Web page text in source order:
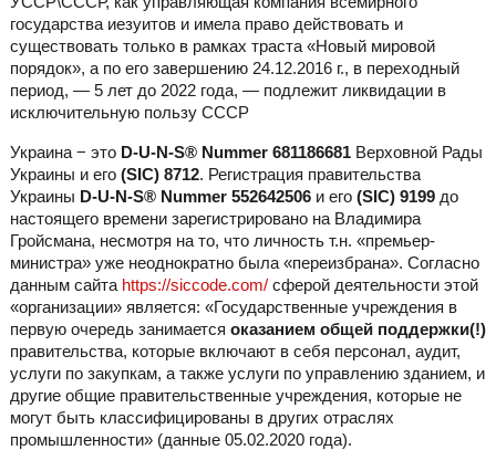
государства иезуитов и имела право действовать и
существовать только в рамках траста «Новый мировой
порядок», а по его завершению 24.12.2016 г., в переходный
период, — 5 лет до 2022 года, — подлежит ликвидации в
исключительную пользу СССР
Украина − это D-U-N-S® Nummer 681186681Верховной Рады
Украины и его (SIC) 8712. Регистрация правительства
Украины D-U-N-S® Nummer 552642506и его (SIC) 9199 до
настоящего времени зарегистрировано на Владимира
Гройсмана, несмотря на то, что личность т.н. «премьер-
министра» уже неоднократно была «переизбрана». Согласно
данным сайта https://siccode.com/сферой деятельности этой
«организации» является: «Государственные учреждения в
первую очередь занимается оказанием общей поддержки(!)
правительства, которые включают в себя персонал, аудит,
услуги по закупкам, а также услуги по управлению зданием, и
другие общие правительственные учреждения, которые не
могут быть классифицированы в других отраслях
промышленности» (данные 05.02.2020 года).